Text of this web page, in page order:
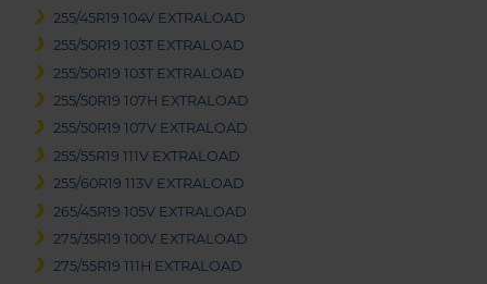
255/45R19 104V EXTRALOAD
255/50R19 103T EXTRALOAD
255/50R19 103T EXTRALOAD
255/50R19 107H EXTRALOAD
255/50R19 107V EXTRALOAD
255/55R19 111V EXTRALOAD
255/60R19 113V EXTRALOAD
265/45R19 105V EXTRALOAD
275/35R19 100V EXTRALOAD
275/55R19 111H EXTRALOAD